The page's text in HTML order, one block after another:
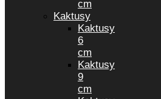
cm
Kaktusy
Kaktusy
6
cm
Kaktusy
9
cm